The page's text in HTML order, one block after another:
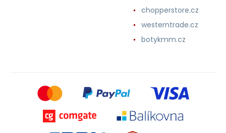
chopperstore.cz
westerntrade.cz
botykmm.cz